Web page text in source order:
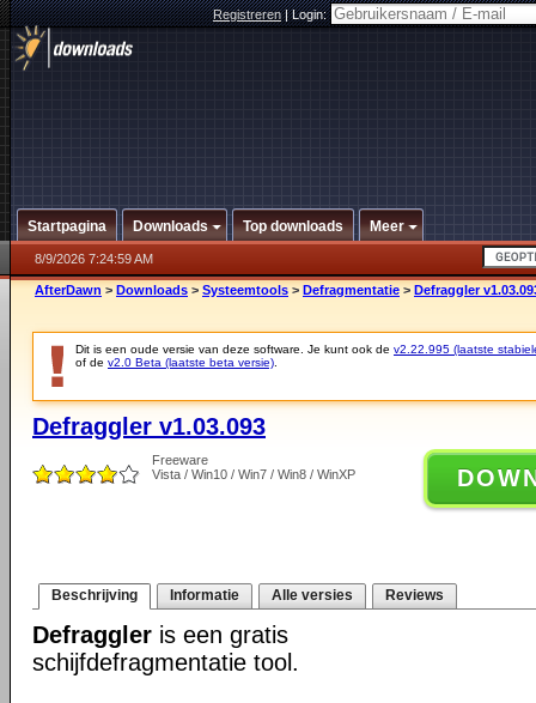
Registreren|Login:
Startpagina Downloads Top downloads Meer
8/9/2026 7:24:59 AM
AfterDawn > Downloads > Systeemtools > Defragmentatie > Defraggler
Dit is een oude versie van deze software. Je kunt ook de v2.22.995 (laatste
of de v2.0 Beta (laatste beta versie)
Defraggler v1.03.093
Freeware
Vista / Win10 / Win7 / Win8 / WinXP
Beschrijving Informatie Alle versies Reviews
Defraggler is een gratis
schijfdefragmentatie tool.